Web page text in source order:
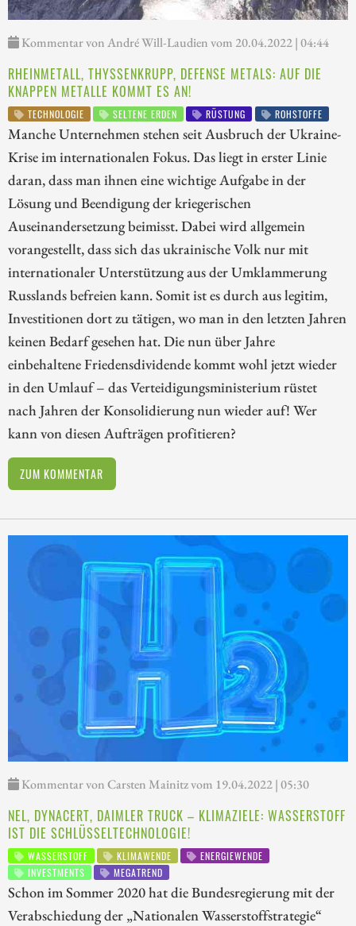
Kommentar von André Will-Laudien vom 20.04.2022 | 04:44
RHEINMETALL, THYSSENKRUPP, DEFENSE METALS: AUF DIE
KNAPPEN METALLE KOMMT ES AN!
TECHNOLOGIE SELTENE ERDEN RÜSTUNG ROHSTOFFE
Manche Unternehmen stehen seit Ausbruch der Ukraine-
Krise im internationalen Fokus. Das liegt in erster Linie
daran, dass man ihnen eine wichtige Aufgabe in der
Lösung und Beendigung der kriegerischen
Auseinandersetzung beimisst. Dabei wird allgemein
vorangestellt, dass sich das ukrainische Volk nur mit
internationaler Unterstützung aus der Umklammerung
Russlands befreien kann. Somit ist es durch aus legitim,
Investitionen dort zu tätigen, wo man in den letzten Jahren
keinen Bedarf gesehen hat. Die nun über Jahre
einbehaltene Friedensdividende kommt wohl jetzt wieder
in den Umlauf – das Verteidigungsministerium rüstet
nach Jahren der Konsolidierung nun wieder auf! Wer
kann von diesen Aufträgen profitieren?
ZUM KOMMENTAR
Kommentar von Carsten Mainitz vom 19.04.2022 | 05:30
NEL, DYNACERT, DAIMLER TRUCK – KLIMAZIELE: WASSERSTOFF
IST DIE SCHLÜSSELTECHNOLOGIE!
WASSERSTOFF KLIMAWENDE
ENERGIEWENDE
INVESTMENTS
MEGATREND
Schon im Sommer 2020 hat die Bundesregierung mit der
Verabschiedung der „Nationalen Wasserstoffstrategie“